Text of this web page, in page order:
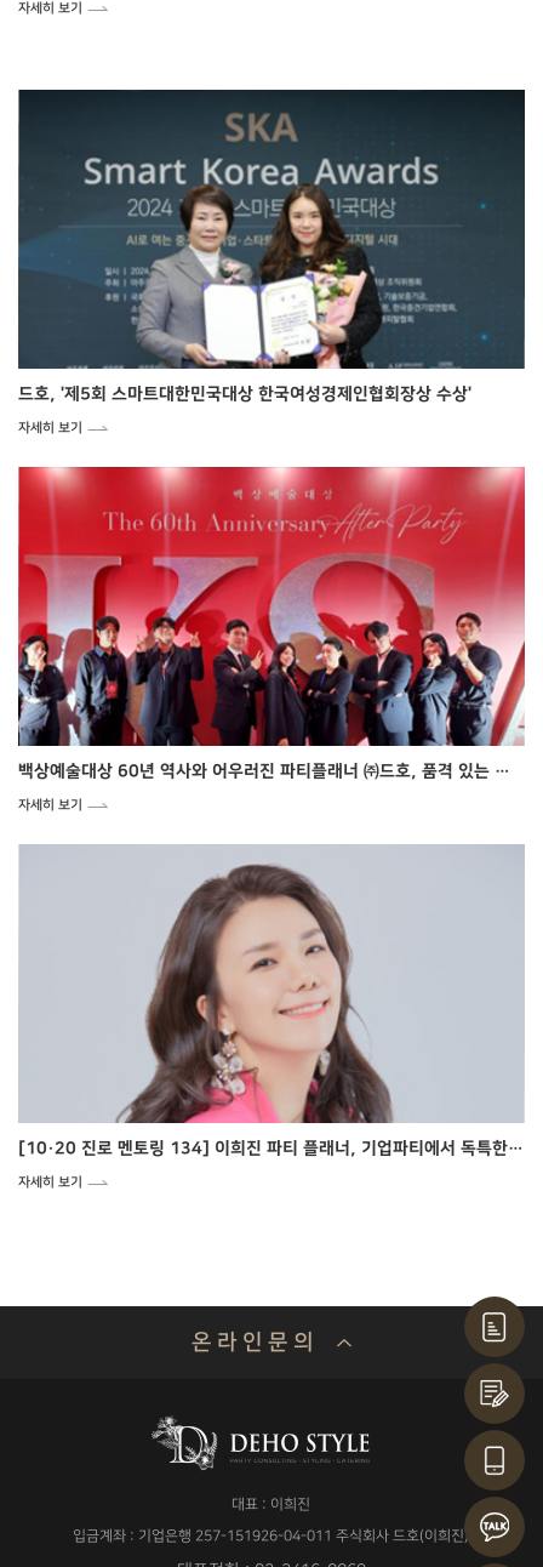
자세히 보기
드호, '제5회 스마트대한민국대상 한국여성경제인협회장상 수상'
자세히 보기
백상예술대상 60년 역사와 어우러진 파티플래너 ㈜드호, 품격 있는 애프터파티 성료
자세히 보기
[10·20 진로 멘토링 134] 이희진 파티 플래너, 기업파티에서 독특한 아름다움 창조
자세히 보기
온 라 인 문 의
대표 : 이희진
입금계좌 : 기업은행 257-151926-04-011 주식회사 드호(이희진)